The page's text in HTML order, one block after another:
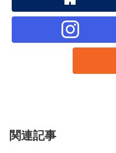
関連記事